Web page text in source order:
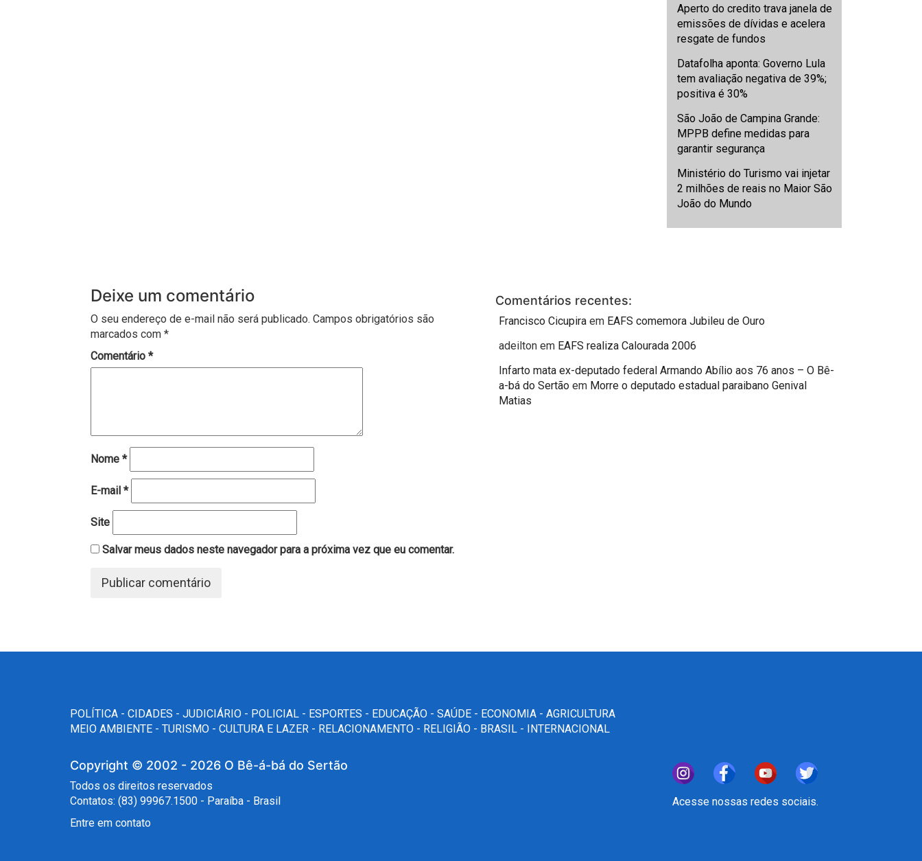
Aperto do credito trava janela de
emissões de dívidas e acelera
resgate de fundos
Datafolha aponta: Governo Lula
tem avaliação negativa de 39%;
positiva é 30%
São João de Campina Grande:
MPPB define medidas para
garantir segurança
Ministério do Turismo vai injetar
2 milhões de reais no Maior São
João do Mundo
Deixe um comentário
O seu endereço de e-mail não será publicado. Campos obrigatórios são
marcados com *
Comentário *
Nome *
E-mail *
Site
Salvar meus dados neste navegador para a próxima vez que eu comentar.
Comentários recentes:
Francisco Cicupira em EAFS comemora Jubileu de Ouro
adeilton em EAFS realiza Calourada 2006
Infarto mata ex-deputado federal Armando Abílio aos 76 anos – O Bê-
a-bá do Sertão em Morre o deputado estadual paraibano Genival
Matias
POLÍTICA - CIDADES - JUDICIÁRIO - POLICIAL - ESPORTES - EDUCAÇÃO - SAÚDE - ECONOMIA - AGRICULTURA
MEIO AMBIENTE - TURISMO - CULTURA E LAZER - RELACIONAMENTO - RELIGIÃO - BRASIL - INTERNACIONAL
Copyright © 2002 - 2026 O Bê-á-bá do Sertão
Todos os direitos reservados
Contatos: (83) 99967.1500 - Paraíba - Brasil
Entre em contato
Acesse nossas redes sociais.